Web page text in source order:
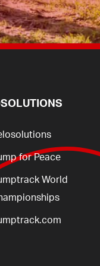
for Peace
World